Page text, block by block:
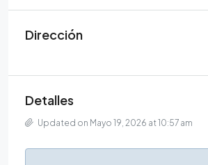
Dirección
Detalles
Updated on Mayo 19, 2026 at 10:57 am